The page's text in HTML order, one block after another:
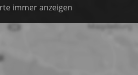
immer anzeigen